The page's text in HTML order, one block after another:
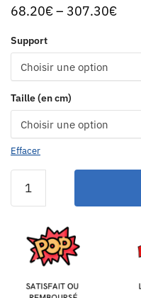
68.20€– 307.30€
Support
Taille (en cm)
Effacer